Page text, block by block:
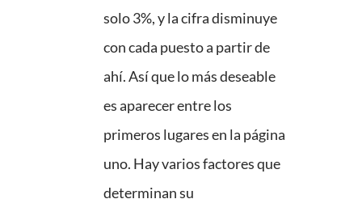
solo 3%, y la cifra disminuye
con cada puesto a partir de
ahí. Así que lo más deseable
es aparecer entre los
primeros lugares en la página
uno. Hay varios factores que
determinan su